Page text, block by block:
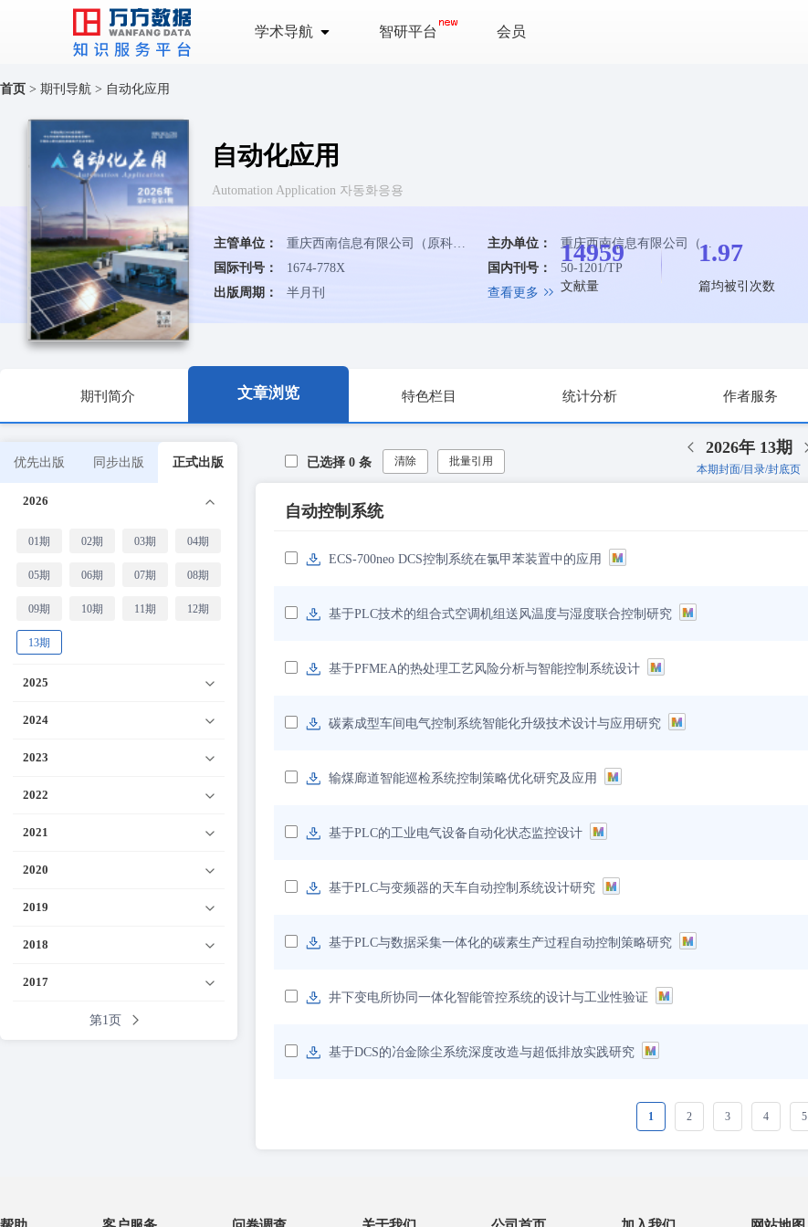
学术导航 智研平台 会员
首页 > 期刊导航 > 自动化应用
自动化应用
Automation Application 자동화응용
主管单位： 重庆西南信息有限公司（原科技部西南信息中心） 主办单位：
重庆西南信息有限公司（...
国际刊号：
1674-778X 国内刊号：
50-1201/TP
出版周期：
半月刊 查看更多
14959
文献量
1.97
篇均被引次数
期刊简介 文章浏览 特色栏目 统计分析 作者服务
优先出版 同步出版 正式出版
2026
01期 02期 03期 04期
05期 06期 07期 08期
09期 10期 11期 12期
13期
2025
2024
2023
2022
2021
2020
2019
2018
2017
第1页
已选择 0 条 清除 批量引用
2026年 13期
本期封面/目录/封底页
自动控制系统
ECS-700neo DCS控制系统在氯甲苯装置中的应用
基于PLC技术的组合式空调机组送风温度与湿度联合控制研究
基于PFMEA的热处理工艺风险分析与智能控制系统设计
碳素成型车间电气控制系统智能化升级技术设计与应用研究
输煤廊道智能巡检系统控制策略优化研究及应用
基于PLC的工业电气设备自动化状态监控设计
基于PLC与变频器的天车自动控制系统设计研究
基于PLC与数据采集一体化的碳素生产过程自动控制策略研究
井下变电所协同一体化智能管控系统的设计与工业性验证
基于DCS的冶金除尘系统深度改造与超低排放实践研究
1 2 3 4 5